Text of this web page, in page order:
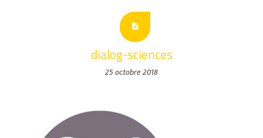
dialog-sciences
25 octobre 2018